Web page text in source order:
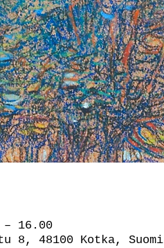
16.00
8, 48100 Kotka, Suomi